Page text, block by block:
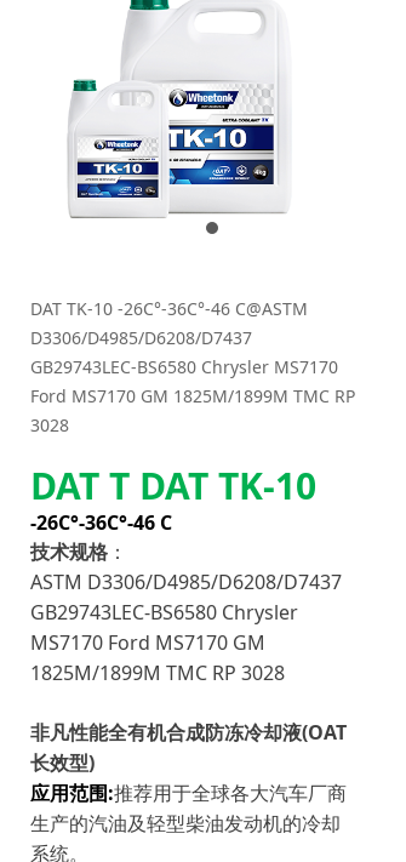
DAT TK-10 -26C°-36C°-46 C@ASTM
D3306/D4985/D6208/D7437
GB29743LEC-BS6580 Chrysler MS7170
Ford MS7170 GM 1825M/1899M TMC RP
3028
DAT T DAT TK-10
-26C°-36C°-46 C
技术规格 ：
ASTM D3306/D4985/D6208/D7437
GB29743LEC-BS6580 Chrysler
MS7170 Ford MS7170 GM
1825M/1899M TMC RP 3028
非凡性能全有机合成防冻冷却液(OAT
长效型)
应用范围:推荐用于全球各大汽车厂商
生产的汽油及轻型柴油发动机的冷却
系统。